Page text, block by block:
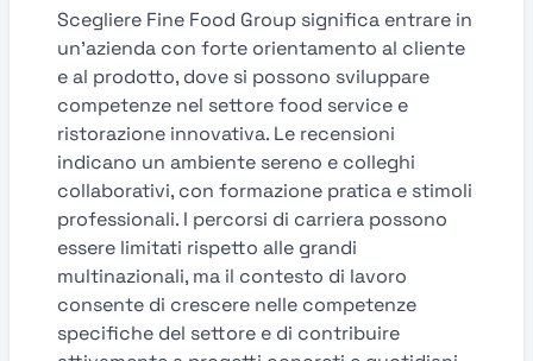
Scegliere Fine Food Group significa entrare in
un’azienda con forte orientamento al cliente
e al prodotto, dove si possono sviluppare
competenze nel settore food service e
ristorazione innovativa. Le recensioni
indicano un ambiente sereno e colleghi
collaborativi, con formazione pratica e stimoli
professionali. I percorsi di carriera possono
essere limitati rispetto alle grandi
multinazionali, ma il contesto di lavoro
consente di crescere nelle competenze
specifiche del settore e di contribuire